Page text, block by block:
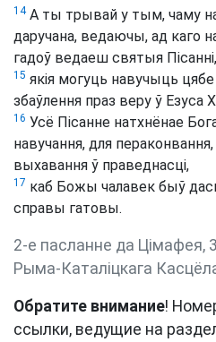
14А ты трывай у тым, чаму
даручана, ведаючы, ад каго
гадоў ведаеш святыя Пісанні,
15 якія могуць навучыць
збаўлення праз веру ў Езуса
16 Усё Пісанне натхнёнае
навучання, для
выхавання ў праведнасці,
17 каб Божы чалавек быў
справы гатовы.
2-е пасланне да Цімафея,
Рыма-Каталіцкага
Обратите внимание!
ссылки, ведущие на